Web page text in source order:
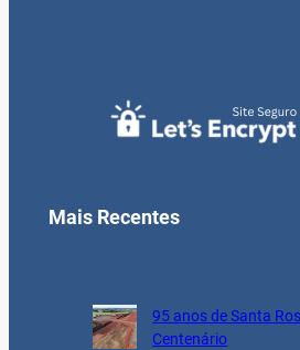
Mais Recentes
95 anos de Santa
Centenário